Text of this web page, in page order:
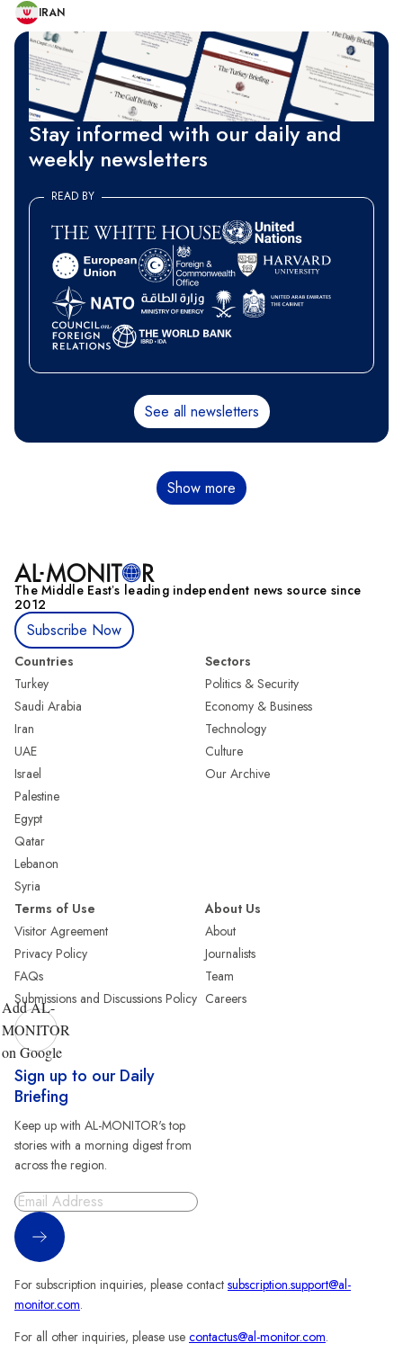
IRAN
Stay informed with our daily and
weekly newsletters
READ BY
See all newsletters
Show more
The Middle Eastʼs leading independent news source since
2012
Subscribe Now
Countries
Turkey
Saudi Arabia
Iran
UAE
Israel
Palestine
Egypt
Qatar
Lebanon
Syria
Sectors
Politics & Security
Economy & Business
Technology
Culture
Our Archive
Terms of Use
Visitor Agreement
Privacy Policy
FAQs
Submissions and Discussions Policy
About Us
About
Journalists
Team
Careers
Add AL-
MONITOR
on Google
Sign up to our Daily
Briefing
Keep up with AL-MONITOR's top
stories with a morning digest from
across the region.
Sign Up
For subscription inquiries, please contact subscription.support@al-
monitor.com.
For all other inquiries, please use contactus@al-monitor.com.